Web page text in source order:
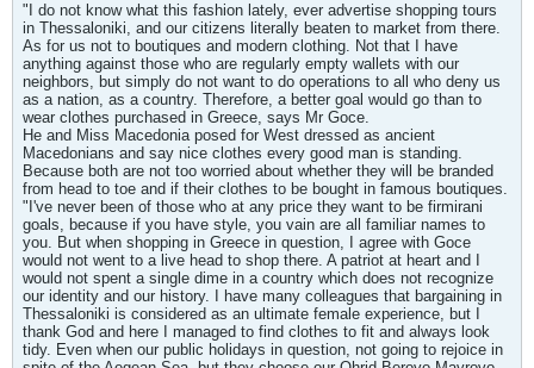
"I do not know what this fashion lately, ever advertise shopping tours
in Thessaloniki, and our citizens literally beaten to market from there.
As for us not to boutiques and modern clothing. Not that I have
anything against those who are regularly empty wallets with our
neighbors, but simply do not want to do operations to all who deny us
as a nation, as a country. Therefore, a better goal would go than to
wear clothes purchased in Greece, says Mr Goce.
He and Miss Macedonia posed for West dressed as ancient
Macedonians and say nice clothes every good man is standing.
Because both are not too worried about whether they will be branded
from head to toe and if their clothes to be bought in famous boutiques.
"I've never been of those who at any price they want to be firmirani
goals, because if you have style, you vain are all familiar names to
you. But when shopping in Greece in question, I agree with Goce
would not went to a live head to shop there. A patriot at heart and I
would not spent a single dime in a country which does not recognize
our identity and our history. I have many colleagues that bargaining in
Thessaloniki is considered as an ultimate female experience, but I
thank God and here I managed to find clothes to fit and always look
tidy. Even when our public holidays in question, not going to rejoice in